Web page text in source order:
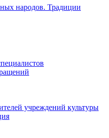
народов. Традиции
учреждений культуры